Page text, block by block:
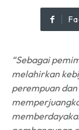
“Sebagai
melahirkan
perempuan